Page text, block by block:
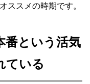
ススメの時期です。
番という活気
ている